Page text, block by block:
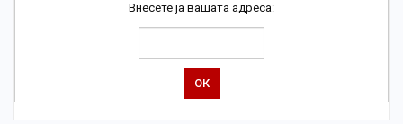
Внесете ја вашата адреса: